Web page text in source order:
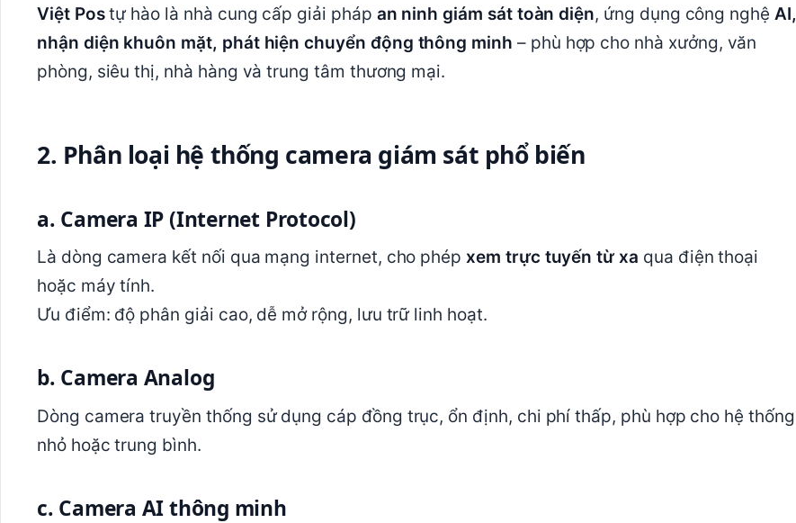
Việt Postự hào là nhà cung cấp giải pháp an ninh giám sát toàn diện, ứng dụng công nghệ AI,
nhận diện khuôn mặt, phát hiện chuyển động thông minh – phù hợp cho nhà xưởng, văn
phòng, siêu thị, nhà hàng và trung tâm thương mại.
2. Phân loại hệ thống camera giám sát phổ biến
a. Camera IP (Internet Protocol)
Là dòng camera kết nối qua mạng internet, cho phépxem trực tuyến từ xa qua điện thoại
hoặc máy tính.
Ưu điểm: độ phân giải cao, dễ mở rộng, lưu trữ linh hoạt.
b. Camera Analog
Dòng camera truyền thống sử dụng cáp đồng trục, ổn định, chi phí thấp, phù hợp cho hệ thống
nhỏ hoặc trung bình.
c. Camera AI thông minh